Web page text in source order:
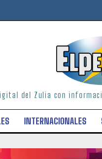
del Zulia con
INTERNACIONALES